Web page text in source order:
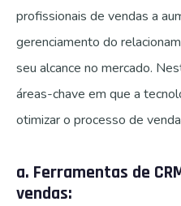
profissionais de vendas a
gerenciamento do
seu alcance no mercado.
áreas-chave em que a
otimizar o processo de
a. Ferramentas de
vendas: